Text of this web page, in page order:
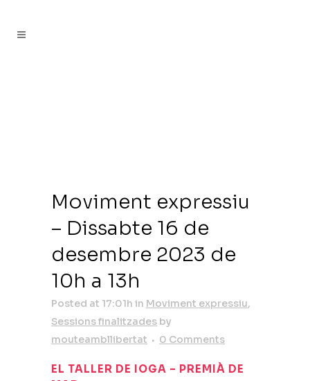
Moviment expressiu
– Dissabte 16 de
desembre 2023 de
10h a 13h
Posted at 17:01h in Moviment expressiu,
Sessions finalitzades by
mouteambllibertat
0 Comments
EL TALLER DE IOGA – PREMIÀ DE